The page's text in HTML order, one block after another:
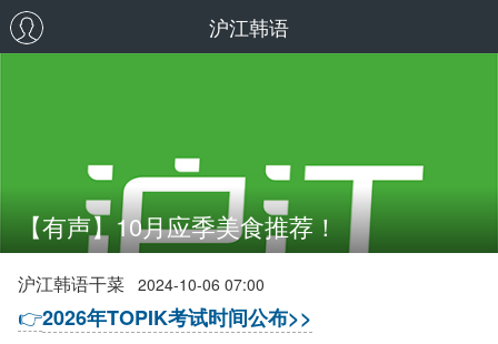
沪江韩语
【有声】10月应季美食推荐！
沪江韩语干菜 2024-10-06 07:00
👉2026年TOPIK考试时间公布>>